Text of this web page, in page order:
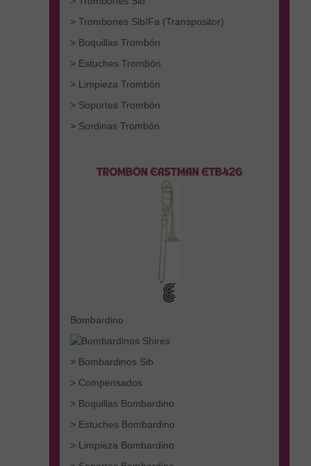
> Trombones Sib/Fa (Transpositor)
> Boquillas Trombón
> Estuches Trombón
> Limpieza Trombón
> Soportes Trombón
> Sordinas Trombón
Bombardino
> Bombardinos Sib
> Compensados
> Boquillas Bombardino
> Estuches Bombardino
> Limpieza Bombardino